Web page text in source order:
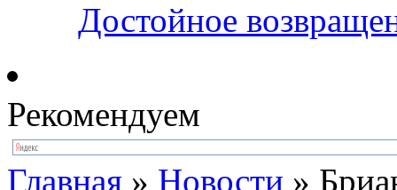
Достойное
Рекомендуем
Главная » Новости »